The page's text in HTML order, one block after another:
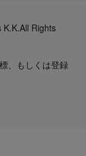
Rights
、もしくは登録